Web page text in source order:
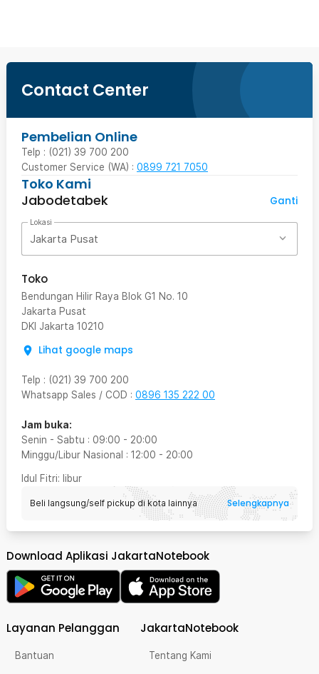
Contact Center
Pembelian Online
Telp : (021) 39 700 200
Customer Service (WA) : 0899 721 7050
Toko Kami
Jabodetabek
Ganti
Lokasi
Jakarta Pusat
Toko
Bendungan Hilir Raya Blok G1 No. 10
Jakarta Pusat
DKI Jakarta 10210
Lihat google maps
Telp : (021) 39 700 200
Whatsapp Sales / COD : 0896 135 222 00
Jam buka:
Senin - Sabtu : 09:00 - 20:00
Minggu/Libur Nasional : 12:00 - 20:00
Idul Fitri: libur
Beli langsung/self pickup di kota lainnya Selengkapnya
Download Aplikasi JakartaNotebook
Layanan Pelanggan
Bantuan
JakartaNotebook
Tentang Kami